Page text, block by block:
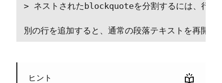
> ネストされたblockquoteを分割するには⁠、行間
別の行を追加すると⁠、通常の段落テキストを再開で
ヒント